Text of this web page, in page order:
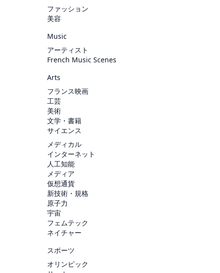
ファッション
美容
Music
アーティスト
French Music Scenes
Arts
フランス映画
工芸
美術
文学・書籍
サイエンス
メディカル
インターネット
人工知能
メディア
仮想通貨
新技術・規格
原子力
宇宙
フェムテック
ネイチャー
スポーツ
オリンピック